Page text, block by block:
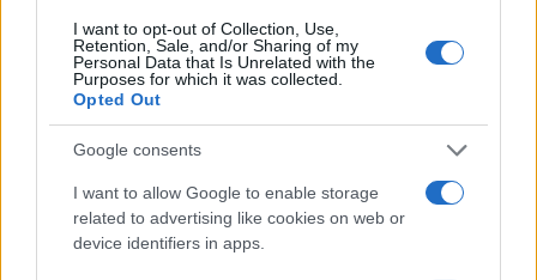
I want to opt-out of Collection, Use,
Retention, Sale, and/or Sharing of my
Personal Data that Is Unrelated with the
Purposes for which it was collected.
Opted Out
Google consents
I want to allow Google to enable storage
related to advertising like cookies on web or
device identifiers in apps.
NOTIZIE